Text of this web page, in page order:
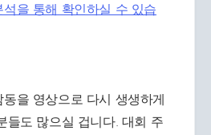
을 통해 확인하실 수 있습
을 영상으로 다시 생생하게
들도 많으실 겁니다. 대회 주